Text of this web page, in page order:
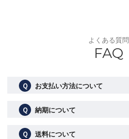
よくある質問
FAQ
Ｑ お支払い方法について
Ｑ 納期について
Ｑ 送料について